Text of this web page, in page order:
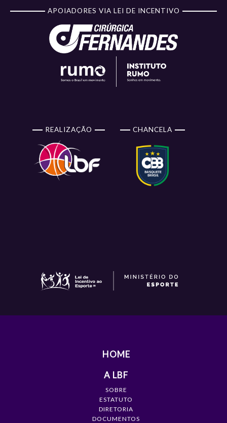
APOIADORES VIA LEI DE INCENTIVO
REALIZAÇÃO CHANCELA
HOME
A LBF
SOBRE
ESTATUTO
DIRETORIA
DOCUMENTOS